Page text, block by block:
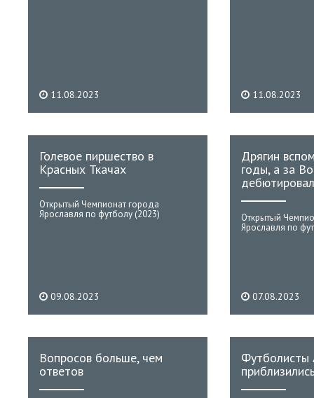
11.08.2023 11.08.2023
Голевое пиршество в
Красных Ткачах
Открытый Чемпионат города
Ярославля по футболу (2023)
09.08.2023
Дрягин
годы, а за
Открытый
Ярославля по
07.08.2023
Вопросов больше, чем
ответов